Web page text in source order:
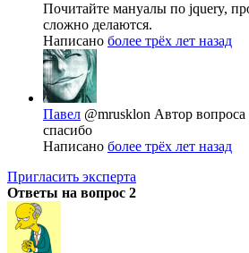
Почитайте мануалы по jquery,
сложно делаются.
Написано более трёх лет назад
Павел @mrusklon Автор вопроса
спасибо
Написано более трёх лет назад
Пригласить эксперта
Ответы на вопрос 2